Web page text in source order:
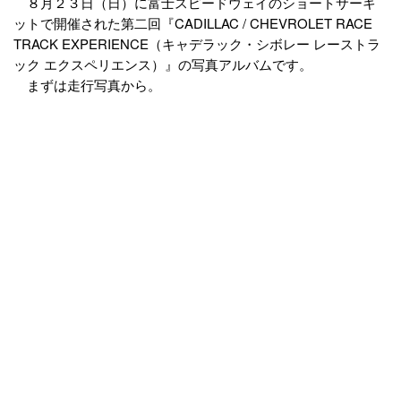
ットで開催された第二回『CADILLAC / CHEVROLET RACE
TRACK EXPERIENCE（キャデラック・シボレー レーストラ
ック エクスペリエンス）』の写真アルバムです。
まずは走行写真から。